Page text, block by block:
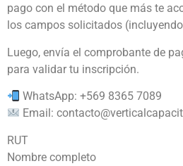
pago con el método que más te
los campos solicitados
Luego, envía el comprobante de
para validar tu inscripción.
WhatsApp: +569 8365 7089
Email:
RUT
Nombre completo